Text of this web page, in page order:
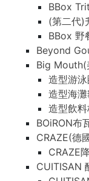
BBox
(第二代)
BBox 野
Beyond
Big Mouth(
造型游泳
造型海
造型飲
BOiRON布
CRAZE(德
CRAZE
CUITISAN